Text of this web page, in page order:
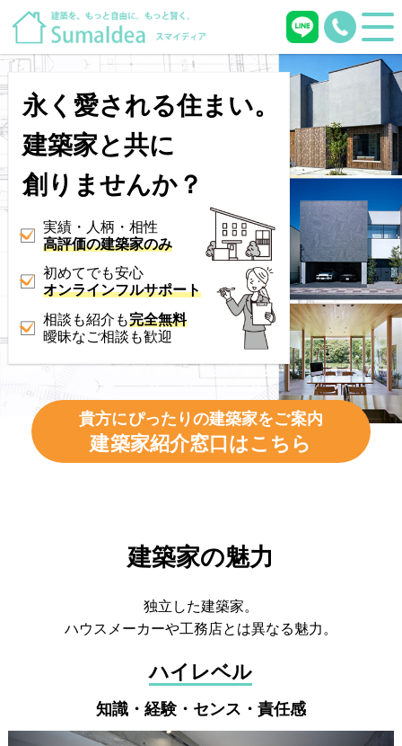
永く愛される住まい。
建築家と共に
創りませんか？
実績・人柄・相性
高評価の建築家のみ
初めてでも安心
オンラインフルサポート
相談も紹介も完全無料
曖昧なご相談も歓迎
貴方にぴったりの建築家をご案内
建築家紹介窓口はこちら
建築家の魅力
独立した建築家。
ハウスメーカーや工務店とは異なる魅力。
ハイレベル
知識・経験・センス・責任感